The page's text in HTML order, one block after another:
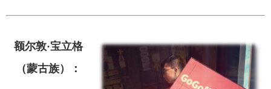
额尔敦·宝立格
（蒙古族）：